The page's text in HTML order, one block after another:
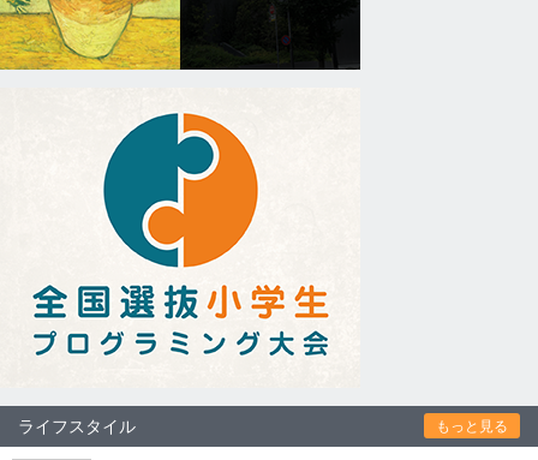
ライフスタイル もっと見る